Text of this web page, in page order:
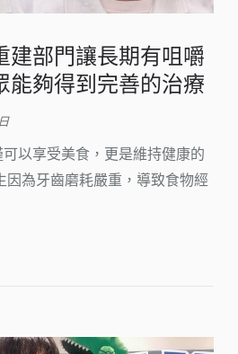
建部門讓長期有咀嚼
能夠得到完善的治療
以享受美食，更是維持健康的
因為牙齒磨耗嚴重，導致食物經